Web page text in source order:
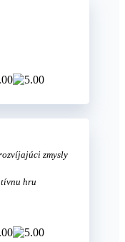
zmysly
hru